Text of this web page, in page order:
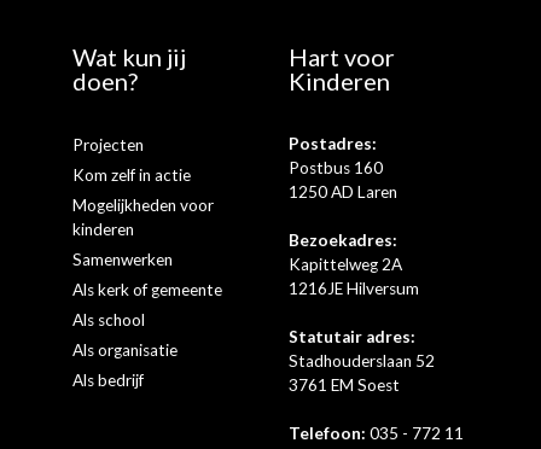
Wat kun jij
doen?
Projecten
Kom zelf in actie
Mogelijkheden voor
kinderen
Samenwerken
Als kerk of gemeente
Als school
Als organisatie
Als bedrijf
Hart voor
Kinderen
Postadres:
Postbus 160
1250 AD Laren
Bezoekadres:
Kapittelweg 2A
1216JE Hilversum
Statutair adres:
Stadhouderslaan 52
3761 EM Soest
Telefoon: 035 - 772 11